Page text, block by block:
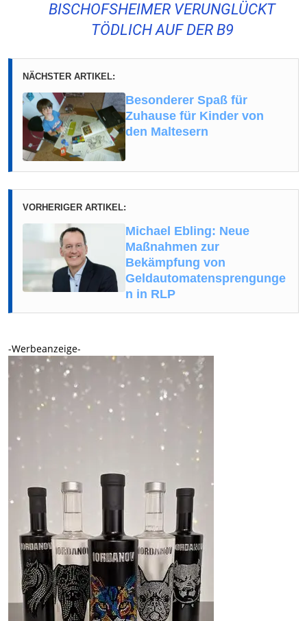
BISCHOFSHEIMER VERUNGLÜCKT
TÖDLICH AUF DER B9
NÄCHSTER ARTIKEL:
Besonderer Spaß für
Zuhause für Kinder von
den Maltesern
VORHERIGER ARTIKEL:
Michael Ebling: Neue
Maßnahmen zur
Bekämpfung von
Geldautomatensprengunge
n in RLP
-Werbeanzeige-